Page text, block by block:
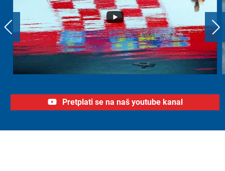
Pretplati se na naš youtube kanal